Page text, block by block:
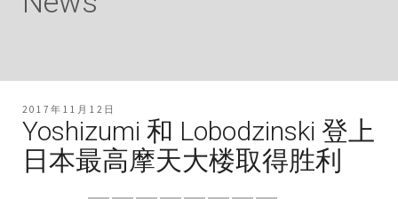
2017年11月12日
Yoshizumi 和 Lobodzinski 登上
日本最高摩天大楼取得胜利